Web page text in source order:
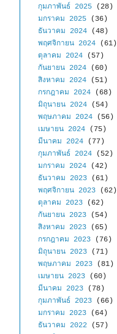
กุมภาพันธ์ 2025 (28)
มกราคม 2025 (36)
ธันวาคม 2024 (48)
พฤศจิกายน 2024 (61)
ตุลาคม 2024 (57)
กันยายน 2024 (60)
สิงหาคม 2024 (51)
กรกฎาคม 2024 (68)
มิถุนายน 2024 (54)
พฤษภาคม 2024 (56)
เมษายน 2024 (75)
มีนาคม 2024 (77)
กุมภาพันธ์ 2024 (52)
มกราคม 2024 (42)
ธันวาคม 2023 (61)
พฤศจิกายน 2023 (62)
ตุลาคม 2023 (62)
กันยายน 2023 (54)
สิงหาคม 2023 (65)
กรกฎาคม 2023 (76)
มิถุนายน 2023 (71)
พฤษภาคม 2023 (81)
เมษายน 2023 (60)
มีนาคม 2023 (78)
กุมภาพันธ์ 2023 (66)
มกราคม 2023 (64)
ธันวาคม 2022 (57)